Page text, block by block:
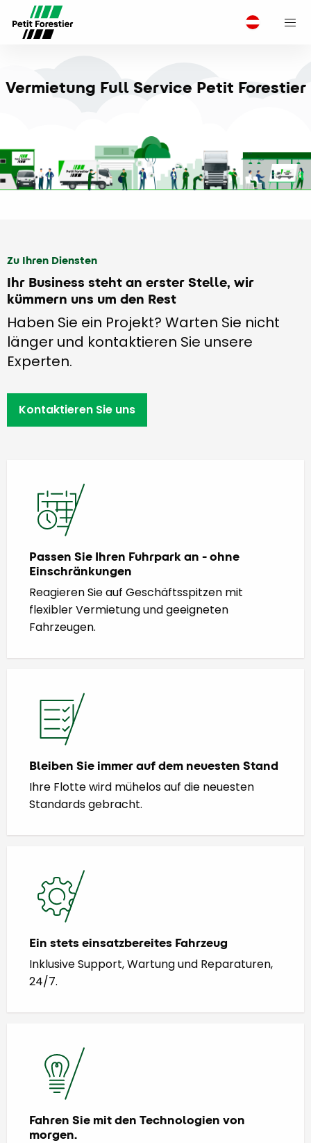
Vermietung Full Service Petit Forestier
Zu Ihren Diensten
Ihr Business steht an erster Stelle, wir
kümmern uns um den Rest
Haben Sie ein Projekt? Warten Sie nicht
länger und kontaktieren Sie unsere
Experten.
Kontaktieren Sie uns
Passen Sie Ihren Fuhrpark an - ohne
Einschränkungen
Reagieren Sie auf Geschäftsspitzen mit
flexibler Vermietung und geeigneten
Fahrzeugen.
Bleiben Sie immer auf dem neuesten Stand
Ihre Flotte wird mühelos auf die neuesten
Standards gebracht.
Ein stets einsatzbereites Fahrzeug
Inklusive Support, Wartung und Reparaturen,
24/7.
Fahren Sie mit den Technologien von
morgen.